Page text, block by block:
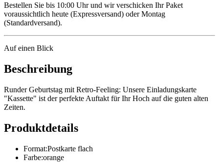
Bestellen Sie bis 10:00 Uhr und wir verschicken Ihr Paket
voraussichtlich heute (Expressversand) oder Montag
(Standardversand).
Auf einen Blick
Beschreibung
Runder Geburtstag mit Retro-Feeling: Unsere Einladungskarte
"Kassette" ist der perfekte Auftakt für Ihr Hoch auf die guten alten
Zeiten.
Produktdetails
Format:Postkarte flach
Farbe:orange